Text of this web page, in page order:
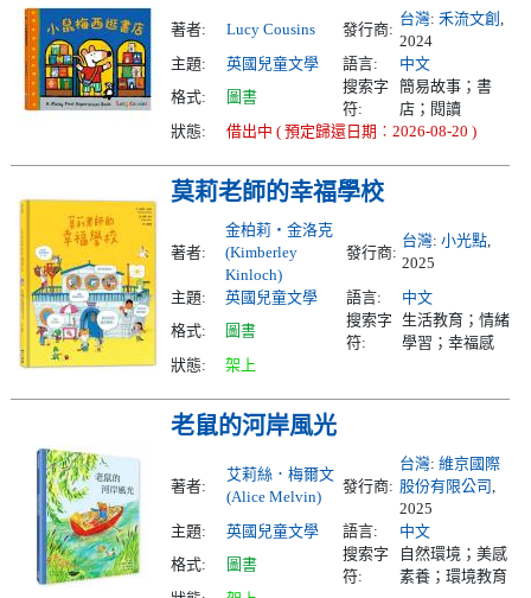
著者: Lucy Cousins 發行商:
台灣: 禾流文創 ,
2024
主題:
英國兒童文學 語言:
中文
格式:
圖書
搜索字
符:
簡易故事；書
店；閱讀
狀態:
借出中 ( 預定歸還日期︰2026-08-20 )
莫莉老師的幸福學校
著者:
金柏莉‧金洛克
(Kimberley
Kinloch)
發行商:
台灣: 小光點,
2025
主題:
英國兒童文學 語言:
中文
格式:
圖書
搜索字
符:
生活教育；情緒
學習；幸福感
狀態:
架上
老鼠的河岸風光
著者:
艾莉絲．梅爾文
(Alice Melvin)
發行商:
台灣: 維京國際
股份有限公司,
2025
主題:
英國兒童文學 語言:
中文
格式:
圖書
搜索字
符:
自然環境；美感
素養；環境教育